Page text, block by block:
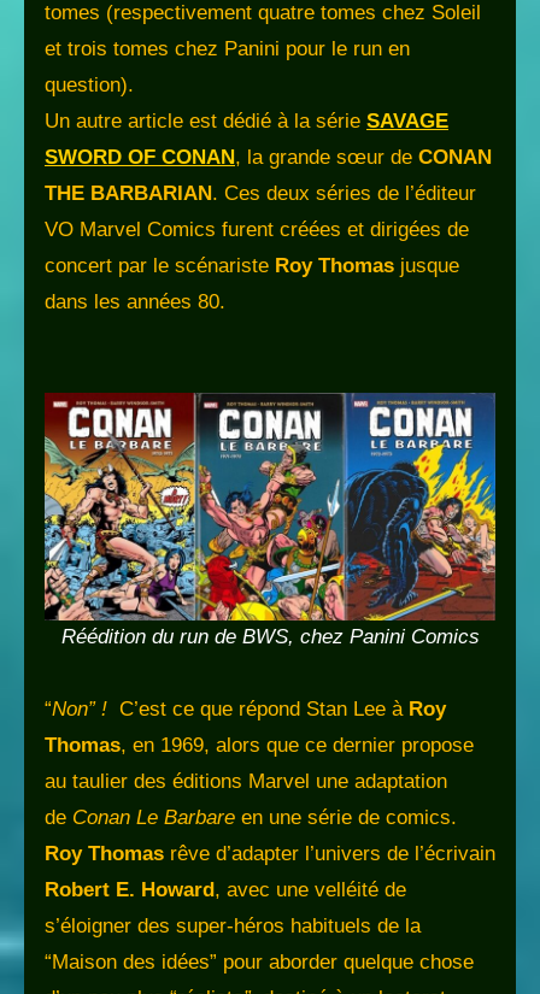
tomes (respectivement quatre tomes chez Soleil
et trois tomes chez Panini pour le run en
question).
Un autre article est dédié à la série SAVAGE
SWORD OF CONAN , la grande sœur de CONAN
THE BARBARIAN . Ces deux séries de l’éditeur
VO Marvel Comics furent créées et dirigées de
concert par le scénariste Roy Thomas jusque
dans les années 80.
Réédition du run de BWS, chez Panini Comics
“Non” ! C’est ce que répond Stan Lee à Roy
Thomas, en 1969, alors que ce dernier propose
au taulier des éditions Marvel une adaptation
de Conan Le Barbare en une série de comics.
Roy Thomas rêve d’adapter l’univers de l’écrivain
Robert E. Howard , avec une velléité de
s’éloigner des super-héros habituels de la
“Maison des idées” pour aborder quelque chose